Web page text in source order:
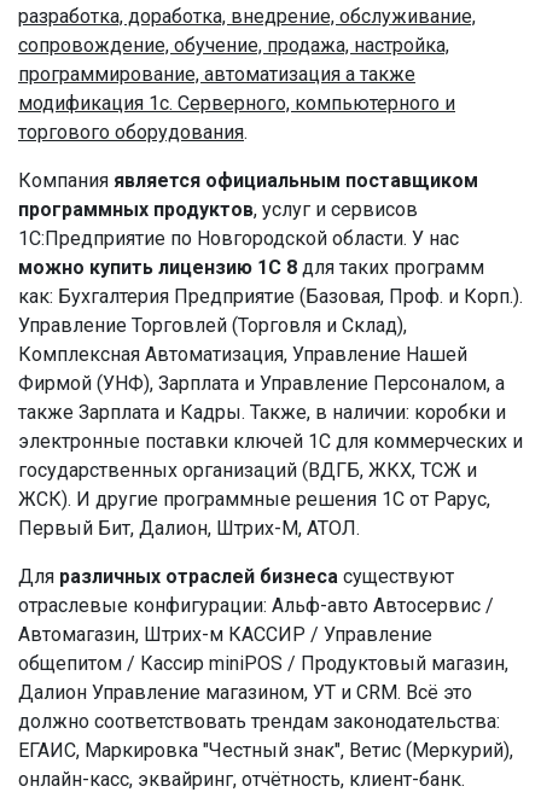
разработка, доработка, внедрение, обслуживание,
сопровождение, обучение, продажа, настройка,
программирование, автоматизация а также
модификация 1с. Серверного, компьютерного и
торгового оборудования.
Компания является официальным поставщиком
программных продуктов, услуг и сервисов
1С:Предприятие по Новгородской области. У нас
можно купить лицензию 1С 8 для таких программ
как: Бухгалтерия Предприятие (Базовая, Проф. и Корп.).
Управление Торговлей (Торговля и Склад),
Комплексная Автоматизация, Управление Нашей
Фирмой (УНФ), Зарплата и Управление Персоналом, а
также Зарплата и Кадры. Также, в наличии: коробки и
электронные поставки ключей 1С для коммерческих и
государственных организаций (ВДГБ, ЖКХ, ТСЖ и
ЖСК). И другие программные решения 1С от Рарус,
Первый Бит, Далион, Штрих-М, АТОЛ.
Для различных отраслей бизнеса существуют
отраслевые конфигурации: Альф-авто Автосервис /
Автомагазин, Штрих-м КАССИР / Управление
общепитом / Кассир miniPOS / Продуктовый магазин,
Далион Управление магазином, УТ и CRM. Всё это
должно соответствовать трендам законодательства:
ЕГАИС, Маркировка "Честный знак", Ветис (Меркурий),
онлайн-касс, эквайринг, отчётность, клиент-банк.